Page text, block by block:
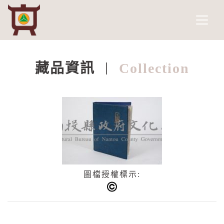
南投縣政府文化局
網頁導覽
藏品資訊 Collection
圖檔授權標示: